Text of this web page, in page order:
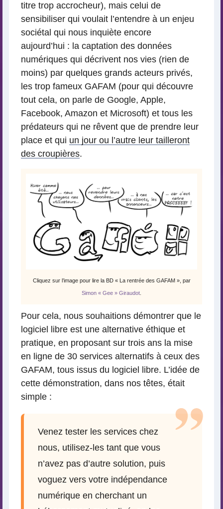
titre trop accrocheur), mais celui de
sensibiliser qui voulait l’entendre à un enjeu
sociétal qui nous inquiète encore
aujourd’hui : la captation des données
numériques qui décrivent nos vies (rien de
moins) par quelques grands acteurs privés,
les trop fameux GAFAM (pour qui découvre
tout cela, on parle de Google, Apple,
Facebook, Amazon et Microsoft) et tous les
prédateurs qui ne rêvent que de prendre leur
place et qui un jour ou l’autre leur tailleront
des croupières.
Cliquez sur l’image pour lire la BD « La rentrée des GAFAM », par
Simon « Gee » Giraudot
Pour cela, nous souhaitions démontrer que le
logiciel libre est une alternative éthique et
pratique, en proposant sur trois ans la mise
en ligne de 30 services alternatifs à ceux des
GAFAM, tous issus du logiciel libre. L’idée de
cette démonstration, dans nos têtes, était
simple :
Venez tester les services chez
nous, utilisez-les tant que vous
n’avez pas d’autre solution, puis
voguez vers votre indépendance
numérique en cherchant un